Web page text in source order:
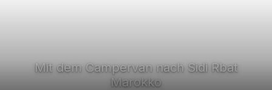
Mit dem Campervan nach Sidi Rbat
Marokko